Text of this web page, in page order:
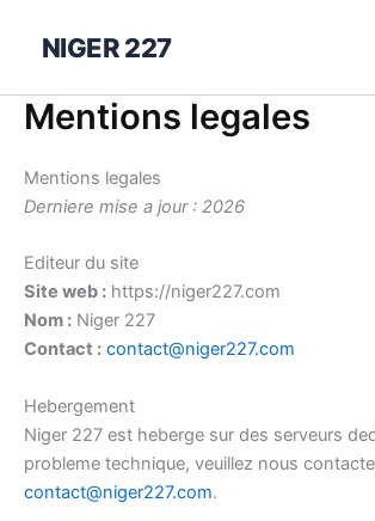
NIGER 227
Mentions legales
Mentions legales
Derniere mise a jour : 2026
Editeur du site
Site web : https://niger227.com
Nom : Niger 227
Contact : contact@niger227.com
Hebergement
Niger 227 est heberge sur des serveurs
probleme technique, veuillez nous
contact@niger227.com.